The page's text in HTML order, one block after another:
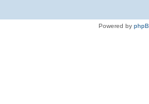
Powered by